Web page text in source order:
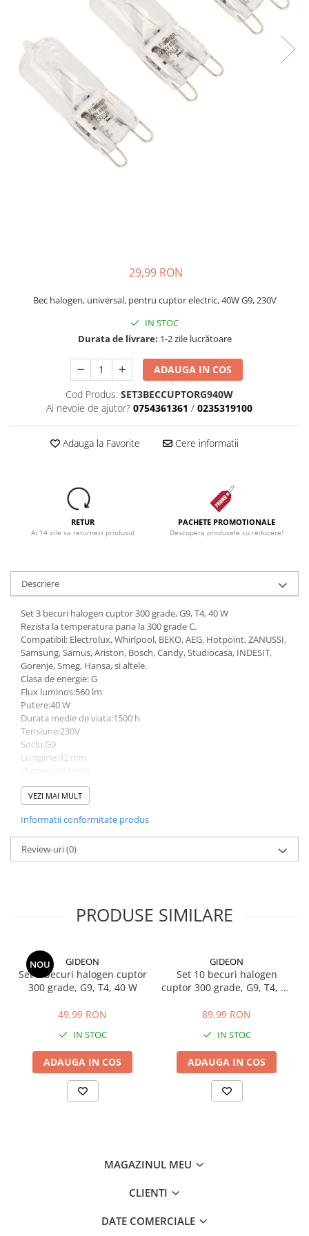
Accesorii Electrocasnice Mici
Filtre Purificatoare Aer
Accesorii Piese Aer Conditionat
29,99 RON
Bec halogen, universal, pentru cuptor electric, 40W G9, 230V
IN STOC
Durata de livrare: 1-2 zile lucrătoare
ADAUGA IN COS
Cod Produs: SET3BECCUPTORG940W
Ai nevoie de ajutor? 0754361361 / 0235319100
Adauga la Favorite Cere informatii
RETUR
Ai 14 zile sa returnezi produsul
PACHETE PROMOTIONALE
Descopera produsele cu reducere!
Descriere
Set 3 becuri halogen cuptor 300 grade, G9, T4, 40 W
Rezista la temperatura pana la 300 grade C.
Compatibil: Electrolux, Whirlpool, BEKO, AEG, Hotpoint, ZANUSSI,
Samsung, Samus, Ariston, Bosch, Candy, Studiocasa, INDESIT,
Gorenje, Smeg, Hansa, si altele.
Clasa de energie: G
Flux luminos:560 lm
Putere:40 W
Durata medie de viata:1500 h
Tensiune:230V
Soclu:G9
Lungime:42 mm
Tip:bec halogen
Ambalare:carton
VEZI MAI MULT
Informatii conformitate produs
Review-uri(0)
PRODUSE SIMILARE
NOU GIDEON
Set 5 becuri halogen cuptor
300 grade, G9, T4, 40 W
49,99 RON
IN STOC
ADAUGA IN COS
GIDEON
Set 10 becuri halogen
cuptor 300 grade, G9, T4, 40
89,99 RON
IN STOC
ADAUGA IN COS
MAGAZINUL MEU
CLIENTI
DATE COMERCIALE